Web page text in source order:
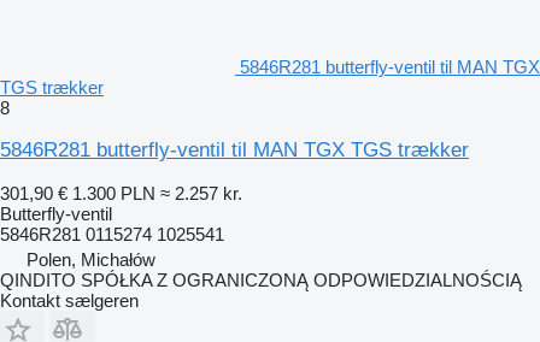
5846R281 butterfly-ventil til MAN TGX
TGS trækker
8
5846R281 butterfly-ventil til MAN TGX TGS trækker
301,90 € 1.300 PLN ≈ 2.257 kr.
Butterfly-ventil
5846R281 0115274 1025541
Polen, Michałów
QINDITO SPÓŁKA Z OGRANICZONĄ ODPOWIEDZIALNOŚCIĄ
Kontakt sælgeren